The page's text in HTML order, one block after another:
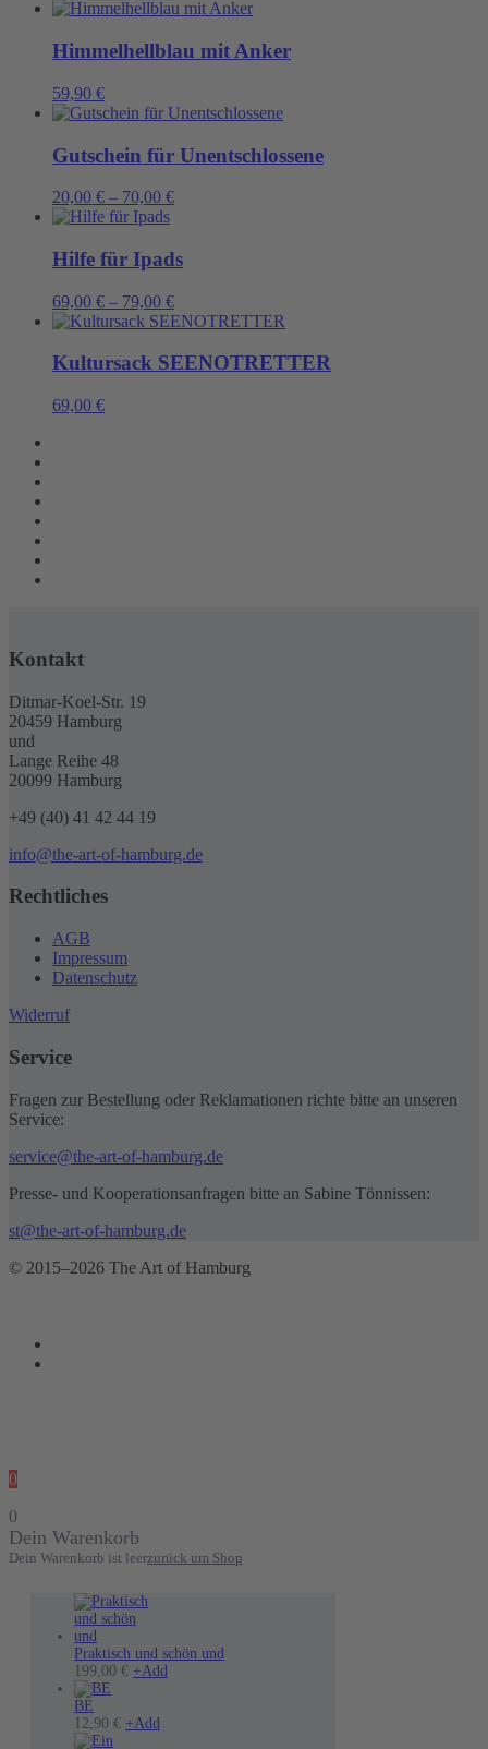
Himmelhellblau mit Anker
59,90 €
Gutschein für Unentschlossene
20,00 € – 70,00 €
Hilfe für Ipads
69,00 € – 79,00 €
Kultursack SEENOTRETTER
69,00 €
Kontakt
Ditmar-Koel-Str. 19
20459 Hamburg
und
Lange Reihe 48
20099 Hamburg
+49 (40) 41 42 44 19
info@the-art-of-hamburg.de
Rechtliches
AGB
Impressum
Datenschutz
Widerruf
Service
Fragen zur Bestellung oder Reklamationen richte bitte an unseren
Service:
service@the-art-of-hamburg.de
Presse- und Kooperationsanfragen bitte an Sabine Tönnissen:
st@the-art-of-hamburg.de
© 2015–2026 The Art of Hamburg
0
0
Dein Warenkorb
Dein Warenkorb ist leerzurück um Shop
Praktisch und schön und
199,00 € +Add
BE
12,90 € +Add